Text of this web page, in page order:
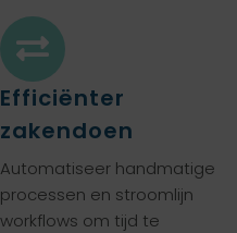
Efficiënter
zakendoen
Automatiseer handmatige
processen en stroomlijn
workflows om tijd te